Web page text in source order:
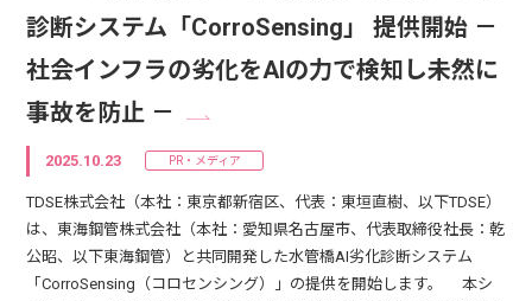
診断システム「CorroSensing」 提供開始 －
社会インフラの劣化をAIの力で検知し未然に
事故を防止 －
2025.10.23 PR・メディア
TDSE株式会社（本社：東京都新宿区、代表：東垣直樹、以下TDSE）
は、東海鋼管株式会社（本社：愛知県名古屋市、代表取締役社長：乾
公昭、以下東海鋼管）と共同開発した水管橋AI劣化診断システム
「CorroSensing（コロセンシング）」の提供を開始します。 本シ